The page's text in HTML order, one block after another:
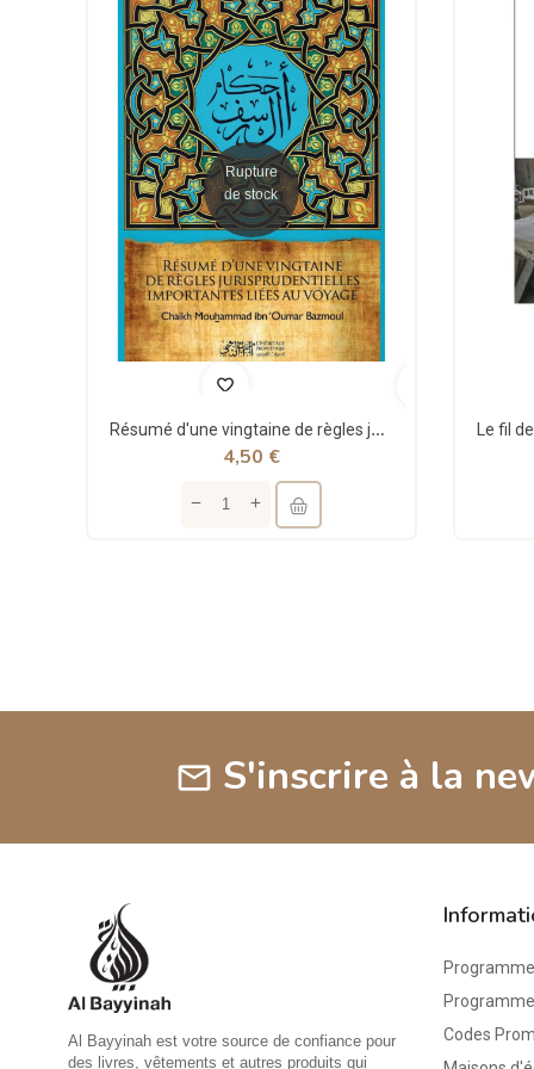
Rupture
de stock
Résumé d'une vingtaine de règles jurisprudentielles liées au voyage - Bazmoul - Héritage...
4,50 €
mail S'inscrire à la
Al Bayyinah est votre source de confiance pour
des livres, vêtements et autres produits qui
Codes